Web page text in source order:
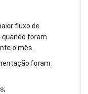
fluxo de
quando foram
o mês.
foram: